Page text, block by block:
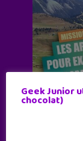
Geek Junior
chocolat)